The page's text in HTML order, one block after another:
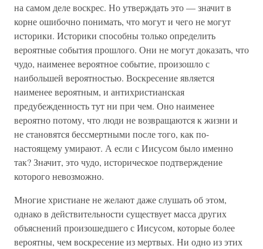
на самом деле воскрес. Но утверждать это — значит в
корне ошибочно понимать, что могут и чего не могут
историки. Историки способны только определить
вероятные события прошлого. Они не могут доказать, что
чудо, наименее вероятное событие, произошло с
наибольшей вероятностью. Воскресение является
наименее вероятным, и антихристианская
предубежденность тут ни при чем. Оно наименее
вероятно потому, что люди не возвращаются к жизни и
не становятся бессмертными после того, как по-
настоящему умирают. А если с Иисусом было именно
так? Значит, это чудо, историческое подтверждение
которого невозможно.
Многие христиане не желают даже слушать об этом,
однако в действительности существует масса других
объяснений произошедшего с Иисусом, которые более
вероятны, чем воскресение из мертвых. Ни одно из этих